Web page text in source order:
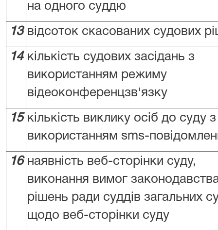
на одного суддю
13 відсоток скасованих судових
14 кількість судових засідань з
використанням режиму
відеоконференцзв'язку
15 кількість виклику осіб до суду з
використанням sms-
16 наявність веб-сторінки суду,
виконання вимог
рішень ради суддів загальних
щодо веб-сторінки суду